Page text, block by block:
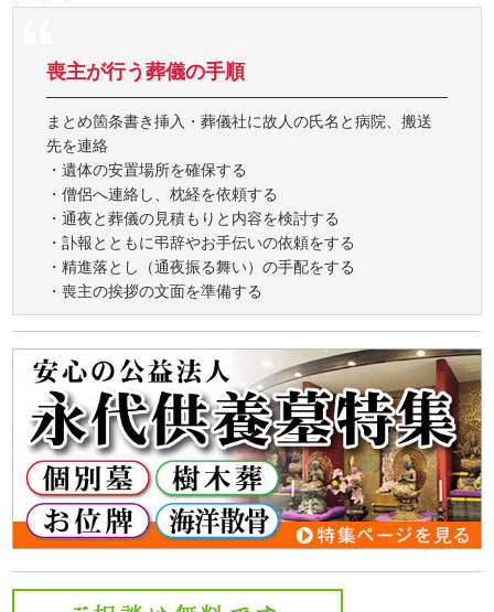
喪主が行う葬儀の手順
まとめ箇条書き挿入・葬儀社に故人の氏名と病院、搬送
先を連絡
・遺体の安置場所を確保する
・僧侶へ連絡し、枕経を依頼する
・通夜と葬儀の見積もりと内容を検討する
・訃報とともに弔辞やお手伝いの依頼をする
・精進落とし（通夜振る舞い）の手配をする
・喪主の挨拶の文面を準備する